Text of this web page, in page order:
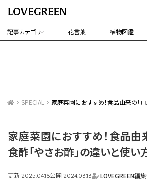
記事カテゴリ 花言葉 植物図鑑
SPECIAL 家庭菜園におすすめ！食品由来の「
家庭菜園におすすめ！食品由
食酢「やさお酢」の違いと使い
更新 2025.04.16公開 2024.03.13
LOVEGREEN編